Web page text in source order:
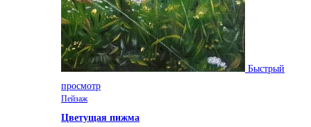
Быстрый
просмотр
Пейзаж
Цветущая пижма